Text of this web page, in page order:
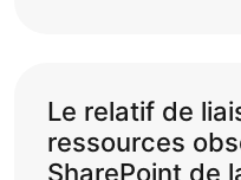
Le relatif de
ressources
SharePoint de